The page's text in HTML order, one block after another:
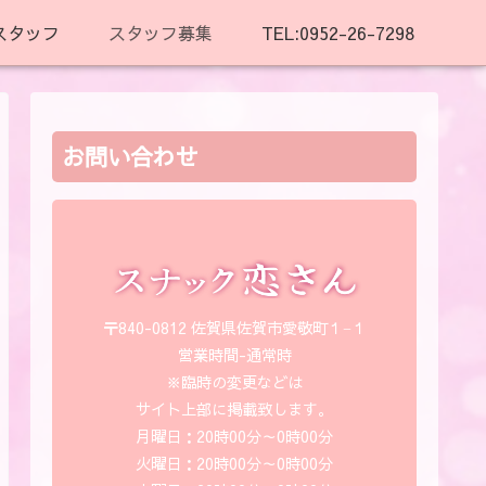
タッフ スタッフ募集 TEL:0952-26-7298
お問い合わせ
〒840-0812 佐賀県佐賀市愛敬町１−１
営業時間-通常時
※臨時の変更などは
サイト上部に掲載致します。
月曜日：20時00分～0時00分
火曜日：20時00分～0時00分